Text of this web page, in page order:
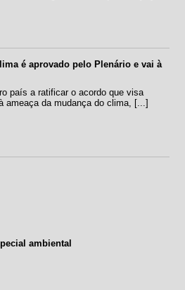
é aprovado pelo Plenário e vai à
país a ratificar o acordo que visa
ameaça da mudança do clima, [...]
ambiental